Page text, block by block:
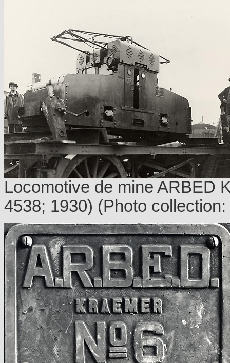
Locomotive de mine ARBED
4538; 1930) (Photo